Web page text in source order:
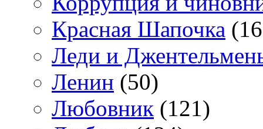
Красная Шапочка
Леди и
Ленин (50)
Любовник (121)